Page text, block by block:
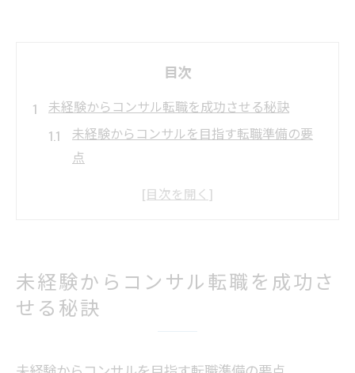
目次
未経験からコンサル転職を成功させる秘訣
未経験からコンサルを目指す転職準備の要
点
未経験からのコンサル転職成功事例を徹底
解説
コンサルの年収アップに必要なキャリア設
未経験からコンサル転職を成功さ
せる秘訣